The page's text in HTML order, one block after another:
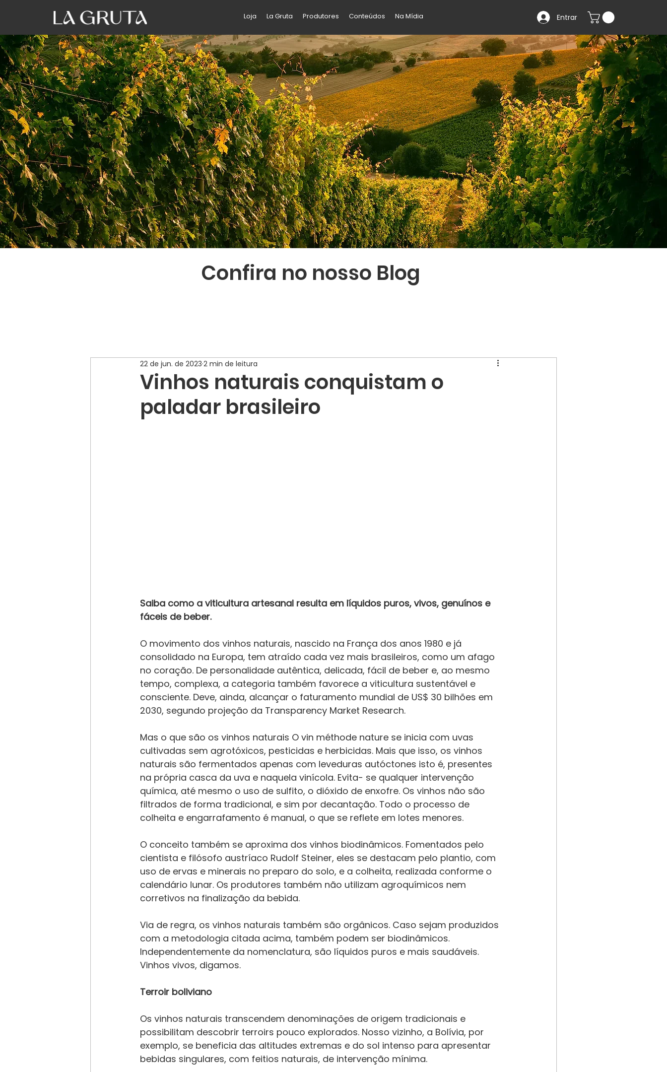
Entrar
Loja La Gruta Produtores Conteúdos Na Mídia
Confira no nosso Blog
Vinhos naturais conquistam o
paladar brasileiro
22 de jun. de 2023 2 min de leitura
Saiba como a viticultura artesanal resulta em líquidos puros, vivos, genuínos e
fáceis de beber.
O movimento dos vinhos naturais, nascido na França dos anos 1980 e já
consolidado na Europa, tem atraído cada vez mais brasileiros, como um afago
no coração. De personalidade autêntica, delicada, fácil de beber e, ao mesmo
tempo, complexa, a categoria também favorece a viticultura sustentável e
consciente. Deve, ainda, alcançar o faturamento mundial de US$ 30 bilhões em
2030, segundo projeção da Transparency Market Research.
Mas o que são os vinhos naturais O vin méthode nature se inicia com uvas
cultivadas sem agrotóxicos, pesticidas e herbicidas. Mais que isso, os vinhos
naturais são fermentados apenas com leveduras autóctones isto é, presentes
na própria casca da uva e naquela vinícola. Evita- se qualquer intervenção
química, até mesmo o uso de sulfito, o dióxido de enxofre. Os vinhos não são
filtrados de forma tradicional, e sim por decantação. Todo o processo de
colheita e engarrafamento é manual, o que se reflete em lotes menores.
O conceito também se aproxima dos vinhos biodinâmicos. Fomentados pelo
cientista e filósofo austríaco Rudolf Steiner, eles se destacam pelo plantio, com
uso de ervas e minerais no preparo do solo, e a colheita, realizada conforme o
calendário lunar. Os produtores também não utilizam agroquímicos nem
corretivos na finalização da bebida.
Via de regra, os vinhos naturais também são orgânicos. Caso sejam produzidos
com a metodologia citada acima, também podem ser biodinâmicos.
Independentemente da nomenclatura, são líquidos puros e mais saudáveis.
Vinhos vivos, digamos.
Terroir boliviano
Os vinhos naturais transcendem denominações de origem tradicionais e
possibilitam descobrir terroirs pouco explorados. Nosso vizinho, a Bolívia, por
exemplo, se beneficia das altitudes extremas e do sol intenso para apresentar
bebidas singulares, com feitios naturais, de intervenção mínima.